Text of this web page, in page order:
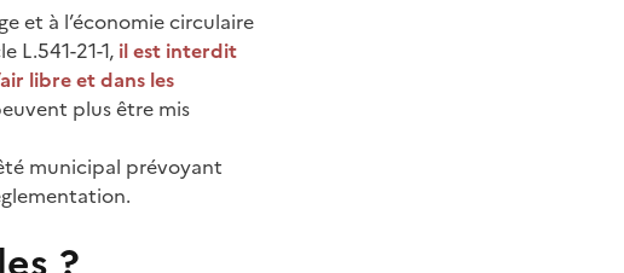
et à l’économie circulaire
L.541-21-1, il est interdit
libre et dans les
plus être mis
municipal prévoyant